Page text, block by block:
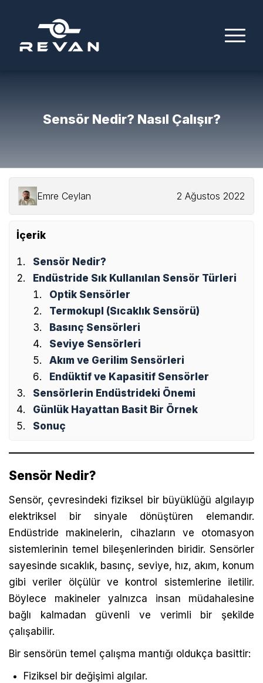
Sensör Nedir? Nasıl Çalışır?
Emre Ceylan 2 Ağustos 2022
İçerik
Sensör Nedir?
Endüstride Sık Kullanılan Sensör Türleri
Optik Sensörler
Termokupl (Sıcaklık Sensörü)
Basınç Sensörleri
Seviye Sensörleri
Akım ve Gerilim Sensörleri
Endüktif ve Kapasitif Sensörler
Sensörlerin Endüstrideki Önemi
Günlük Hayattan Basit Bir Örnek
Sonuç
Sensör Nedir?
Sensör, çevresindeki fiziksel bir büyüklüğü algılayıp
elektriksel bir sinyale dönüştüren elemandır.
Endüstride makinelerin, cihazların ve otomasyon
sistemlerinin temel bileşenlerinden biridir. Sensörler
sayesinde sıcaklık, basınç, seviye, hız, akım, konum
gibi veriler ölçülür ve kontrol sistemlerine iletilir.
Böylece makineler yalnızca insan müdahalesine
bağlı kalmadan güvenli ve verimli bir şekilde
çalışabilir.
Bir sensörün temel çalışma mantığı oldukça basittir:
Fiziksel bir değişimi algılar.